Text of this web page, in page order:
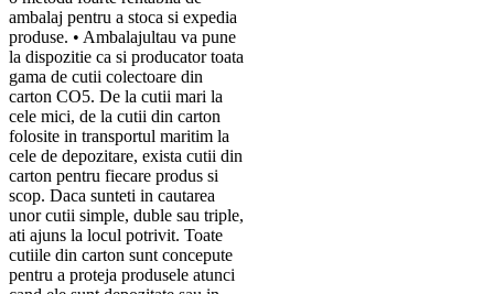
ambalaj pentru a stoca si expedia
produse. • Ambalajultau va pune
la dispozitie ca si producator toata
gama de cutii colectoare din
carton CO5. De la cutii mari la
cele mici, de la cutii din carton
folosite in transportul maritim la
cele de depozitare, exista cutii din
carton pentru fiecare produs si
scop. Daca sunteti in cautarea
unor cutii simple, duble sau triple,
ati ajuns la locul potrivit. Toate
cutiile din carton sunt concepute
pentru a proteja produsele atunci